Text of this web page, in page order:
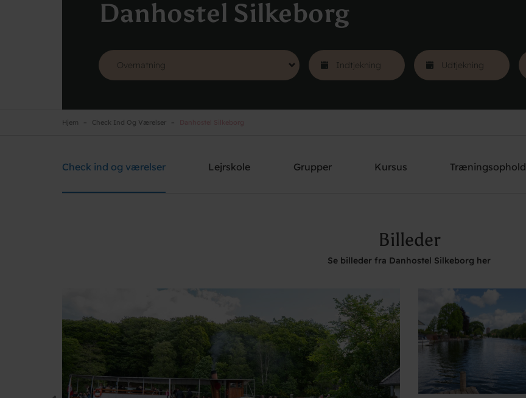
Danhostel Silkeborg
Danhostel Silkeborg
Hjem Check Ind Og Værelser
Check ind og værelser Lejrskole Grupper Kursus Træningsophold
Billeder
Se billeder fra Danhostel Silkeborg her